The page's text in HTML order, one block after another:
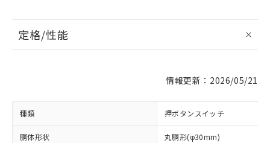
定格/性能
情報更新：2026/05/21
種類 押ボタンスイッチ
胴体形状 丸胴形(φ30mm)